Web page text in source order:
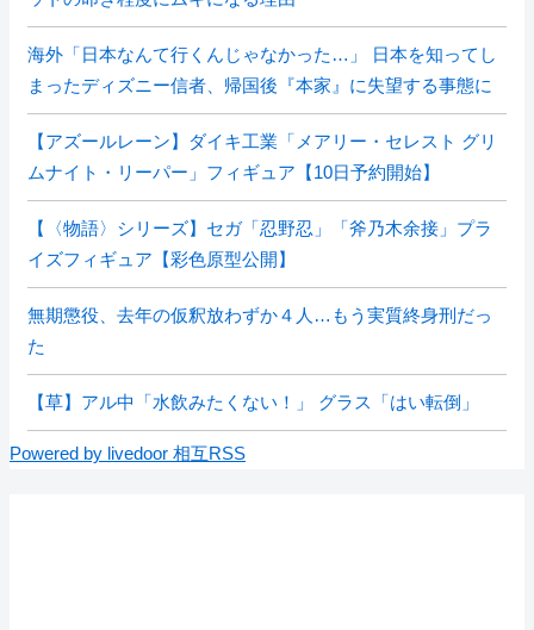
海外「日本なんて行くんじゃなかった…」 日本を知ってし
まったディズニー信者、帰国後『本家』に失望する事態に
【アズールレーン】ダイキ工業「メアリー・セレスト グリ
ムナイト・リーパー」フィギュア【10日予約開始】
【〈物語〉シリーズ】セガ「忍野忍」「斧乃木余接」プラ
イズフィギュア【彩色原型公開】
無期懲役、去年の仮釈放わずか４人…もう実質終身刑だっ
た
【草】アル中「水飲みたくない！」 グラス「はい転倒」
Powered by livedoor 相互RSS